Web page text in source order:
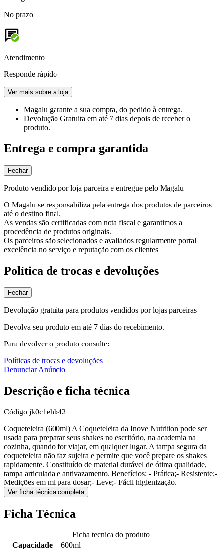
No prazo
Atendimento
Responde rápido
Ver mais sobre a loja
Magalu garante a sua compra, do pedido à entrega.
Devolução Gratuita em até 7 dias depois de receber o
produto.
Entrega e compra garantida
Fechar
Produto vendido por loja parceira e entregue pelo Magalu
O Magalu se responsabiliza pela entrega dos produtos de parceiros
até o destino final.
As vendas são certificadas com nota fiscal e garantimos a
procedência de produtos originais.
Os parceiros são selecionados e avaliados regularmente portal
excelência no serviço e reputação com os clientes
Política de trocas e devoluções
Fechar
Devolução gratuita para produtos vendidos por lojas parceiras
Devolva seu produto em até 7 dias do recebimento.
Para devolver o produto consulte:
Políticas de trocas e devoluções
Denunciar Anúncio
Descrição e ficha técnica
Código jk0c1ehb42
Coqueteleira (600ml) A Coqueteleira da Inove Nutrition pode ser
usada para preparar seus shakes no escritório, na academia na
cozinha, quando for viajar, em qualquer lugar. A tampa segura da
coqueteleira não faz sujeira e permite que você prepare os shakes
rapidamente. Constituído de material durável de ótima qualidade,
tampa articulada e antivazamento. Benefícios: - Prática;- Resistente;-
Medições em ml para dosar;- Leve;- Fácil higienização.
Ver ficha técnica completa
Ficha Técnica
Ficha tecnica do produto
Capacidade
600ml